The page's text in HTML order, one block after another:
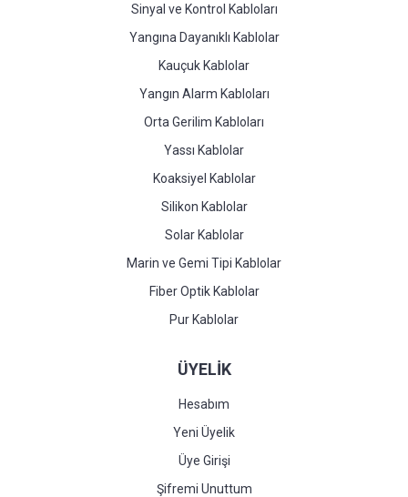
Sinyal ve Kontrol Kabloları
Yangına Dayanıklı Kablolar
Kauçuk Kablolar
Yangın Alarm Kabloları
Orta Gerilim Kabloları
Yassı Kablolar
Koaksiyel Kablolar
Silikon Kablolar
Solar Kablolar
Marin ve Gemi Tipi Kablolar
Fiber Optik Kablolar
Pur Kablolar
ÜYELİK
Hesabım
Yeni Üyelik
Üye Girişi
Şifremi Unuttum